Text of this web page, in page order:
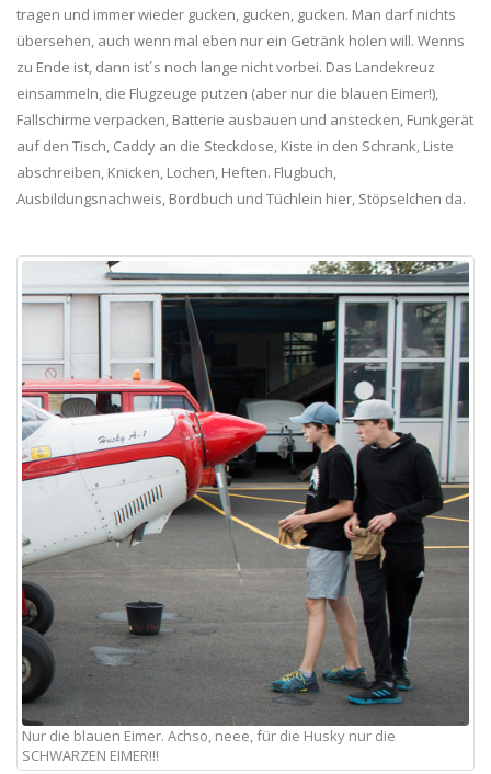
tragen und immer wieder gucken, gucken, gucken. Man darf nichts
übersehen, auch wenn mal eben nur ein Getränk holen will. Wenns
zu Ende ist, dann ist´s noch lange nicht vorbei. Das Landekreuz
einsammeln, die Flugzeuge putzen (aber nur die blauen Eimer!),
Fallschirme verpacken, Batterie ausbauen und anstecken, Funkgerät
auf den Tisch, Caddy an die Steckdose, Kiste in den Schrank, Liste
abschreiben, Knicken, Lochen, Heften. Flugbuch,
Ausbildungsnachweis, Bordbuch und Tüchlein hier, Stöpselchen da.
Nur die blauen Eimer. Achso, neee, für die Husky nur die
SCHWARZEN EIMER!!!